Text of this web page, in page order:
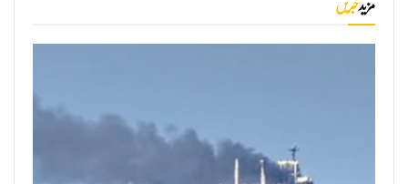
مزیدخبریں